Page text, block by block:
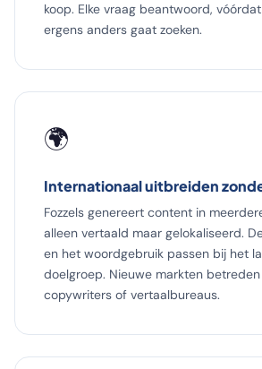
koop. Elke vraag beantwoord,
ergens anders gaat zoeken.
🌍
Internationaal uitbreiden
Fozzels genereert content in
alleen vertaald maar gelokaliseerd.
en het woordgebruik passen bij het
doelgroep. Nieuwe markten
copywriters of vertaalbureaus.